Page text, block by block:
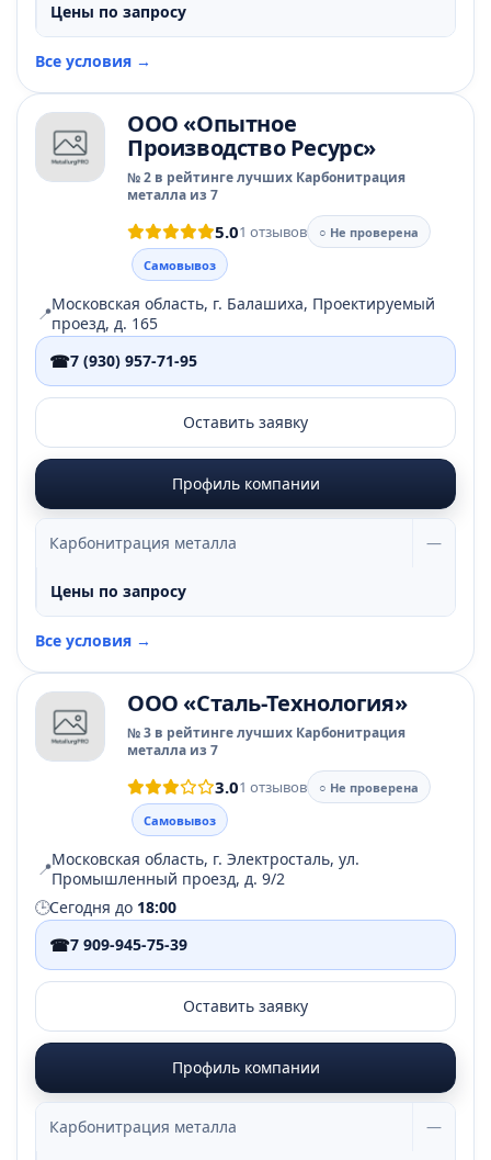
Цены по запросу
Все условия →
ООО «Опытное
Производство Ресурс»
№ 2 в рейтинге лучших Карбонитрация
металла из 7
5.01 отзывов
○ Не проверена
Самовывоз
📍Московская область, г. Балашиха, Проектируемый
проезд, д. 165
☎7 (930) 957-71-95
Оставить заявку
Профиль компании
Карбонитрация металла —
Цены по запросу
Все условия →
ООО «Сталь-Технология»
№ 3 в рейтинге лучших Карбонитрация
металла из 7
3.01 отзывов
○ Не проверена
Самовывоз
📍Московская область, г. Электросталь, ул.
Промышленный проезд, д. 9/2
🕒Сегодня до 18:00
☎7 909-945-75-39
Оставить заявку
Профиль компании
Карбонитрация металла —